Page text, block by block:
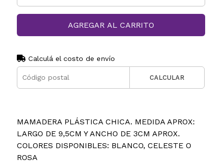
AGREGAR AL CARRITO
Calculá el costo de envío
CALCULAR
MAMADERA PLÁSTICA CHICA. MEDIDA APROX:
LARGO DE 9,5CM Y ANCHO DE 3CM APROX.
COLORES DISPONIBLES: BLANCO, CELESTE O
ROSA